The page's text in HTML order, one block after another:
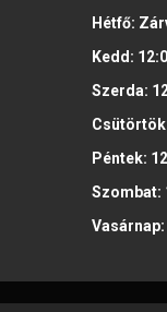
Hétfő:
Kedd:
Szerda:
Péntek:
Szombat:
Vasárnap: